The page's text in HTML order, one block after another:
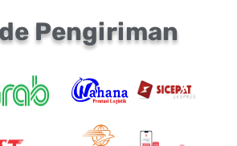
Pengiriman